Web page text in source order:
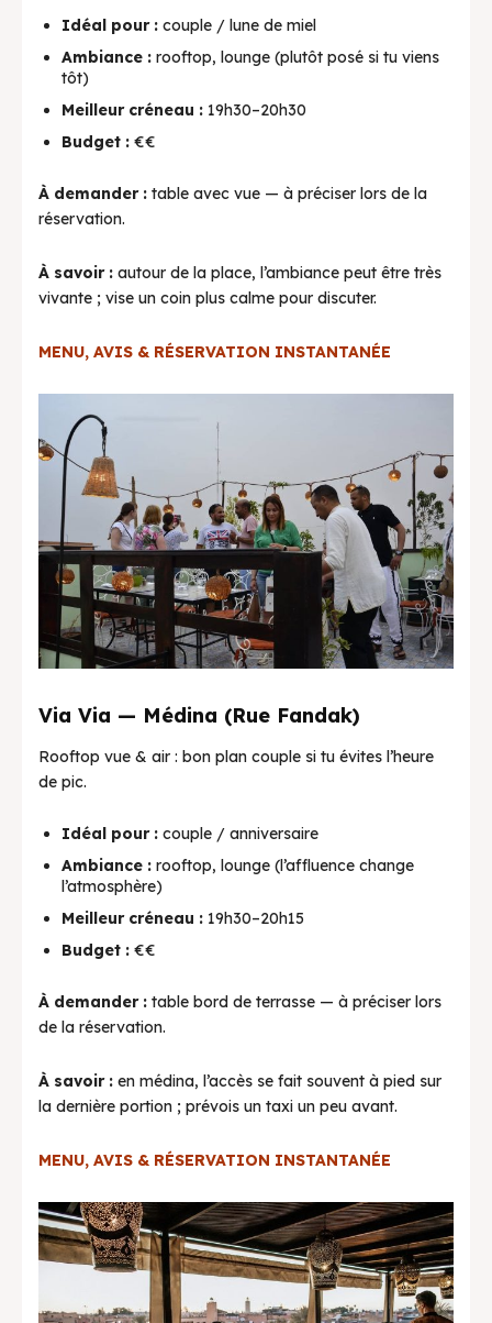
Idéal pour : couple / lune de miel
Ambiance : rooftop, lounge (plutôt posé si tu viens
tôt)
Meilleur créneau : 19h30–20h30
Budget : €€
À demander : table avec vue — à préciser lors de la
réservation.
À savoir : autour de la place, l’ambiance peut être très
vivante ; vise un coin plus calme pour discuter.
MENU, AVIS & RÉSERVATION INSTANTANÉE
Via Via — Médina (Rue Fandak)
Rooftop vue & air : bon plan couple si tu évites l’heure
de pic.
Idéal pour : couple / anniversaire
Ambiance : rooftop, lounge (l’affluence change
l’atmosphère)
Meilleur créneau : 19h30–20h15
Budget : €€
À demander : table bord de terrasse — à préciser lors
de la réservation.
À savoir : en médina, l’accès se fait souvent à pied sur
la dernière portion ; prévois un taxi un peu avant.
MENU, AVIS & RÉSERVATION INSTANTANÉE